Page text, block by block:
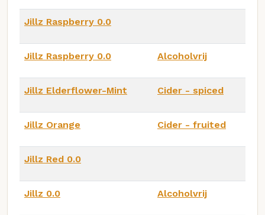
Jillz Raspberry 0.0
Jillz Raspberry 0.0 Alcoholvrij
Jillz Elderflower-Mint Cider - spiced
Jillz Orange Cider - fruited
Jillz Red 0.0
Jillz 0.0 Alcoholvrij